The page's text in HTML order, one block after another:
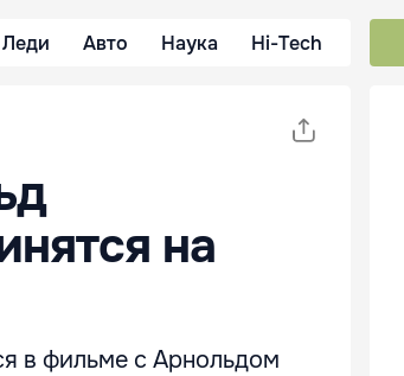
Леди Авто Наука Hi-Tech
на
в фильме с Арнольдом